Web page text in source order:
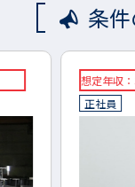
条
◇想定
◇正